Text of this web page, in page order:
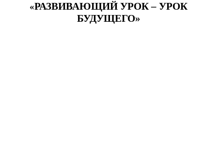
«РАЗВИВАЮЩИЙ УРОК – УРОК
БУДУЩЕГО»